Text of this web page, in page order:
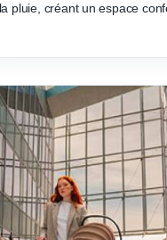
la pluie, créant un espace